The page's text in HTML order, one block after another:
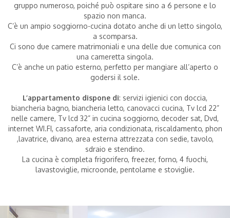
Bambini(0-2 anni)|
gruppo numeroso, poiché può ospitare sino a 6 persone e lo
spazio non manca.
C’è un ampio soggiorno-cucina dotato anche di un letto singolo,
a scomparsa.
Ci sono due camere matrimoniali e una delle due comunica con
una cameretta singola.
C’è anche un patio esterno, perfetto per mangiare all’aperto o
godersi il sole.
L’appartamento dispone di: servizi igienici con doccia,
biancheria bagno, biancheria letto, canovacci cucina, Tv lcd 22”
nelle camere, Tv lcd 32” in cucina soggiorno, decoder sat, Dvd,
internet WI.FI, cassaforte, aria condizionata, riscaldamento, phon
,lavatrice, divano, area esterna attrezzata con sedie, tavolo,
sdraio e stendino.
La cucina è completa frigorifero, freezer, forno, 4 fuochi,
lavastoviglie, microonde, pentolame e stoviglie.